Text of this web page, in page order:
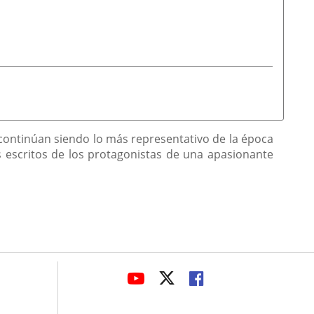
siendo lo más representativo de la época
de los protagonistas de una apasionante
LINK
LINKLINK